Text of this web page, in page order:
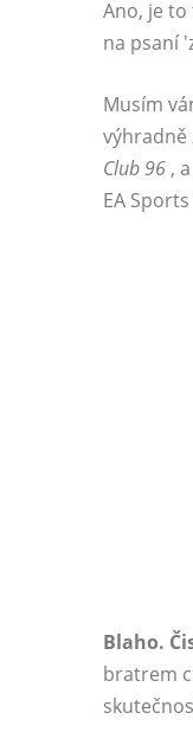
Ano, je
na psaní
Musím
Club 96 , a
EA
Blaho.
bratrem